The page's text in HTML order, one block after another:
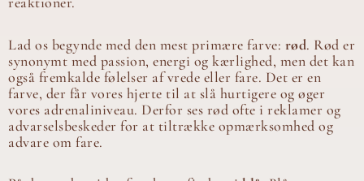
Lad os begynde med den mest primære farve: rød. Rød er
synonymt med passion, energi og kærlighed, men det kan
også fremkalde følelser af vrede eller fare. Det er en
farve, der får vores hjerte til at slå hurtigere og øger
vores adrenaliniveau. Derfor ses rød ofte i reklamer og
advarselsbeskeder for at tiltrække opmærksomhed og
advare om fare.